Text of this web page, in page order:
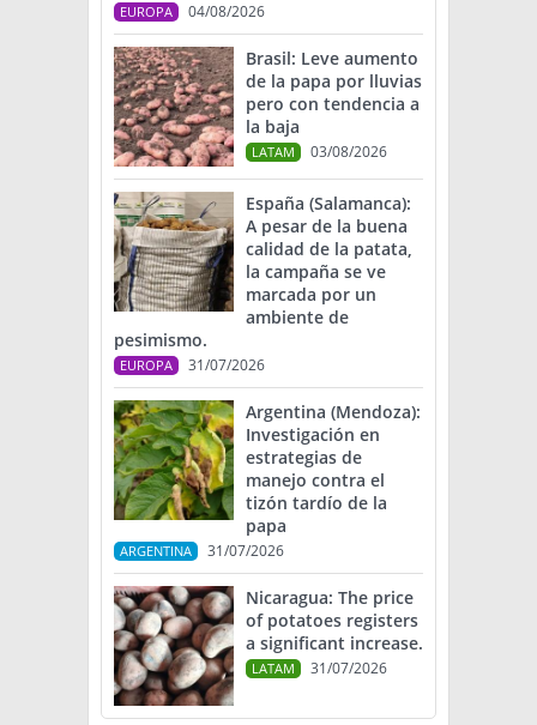
EUROPA 04/08/2026
Brasil: Leve aumento
de la papa por lluvias
pero con tendencia a
la baja
LATAM 03/08/2026
España (Salamanca):
A pesar de la buena
calidad de la patata,
la campaña se ve
marcada por un
ambiente de
pesimismo.
EUROPA 31/07/2026
Argentina (Mendoza):
Investigación en
estrategias de
manejo contra el
tizón tardío de la
papa
ARGENTINA 31/07/2026
Nicaragua: The price
of potatoes registers
a significant increase.
LATAM 31/07/2026